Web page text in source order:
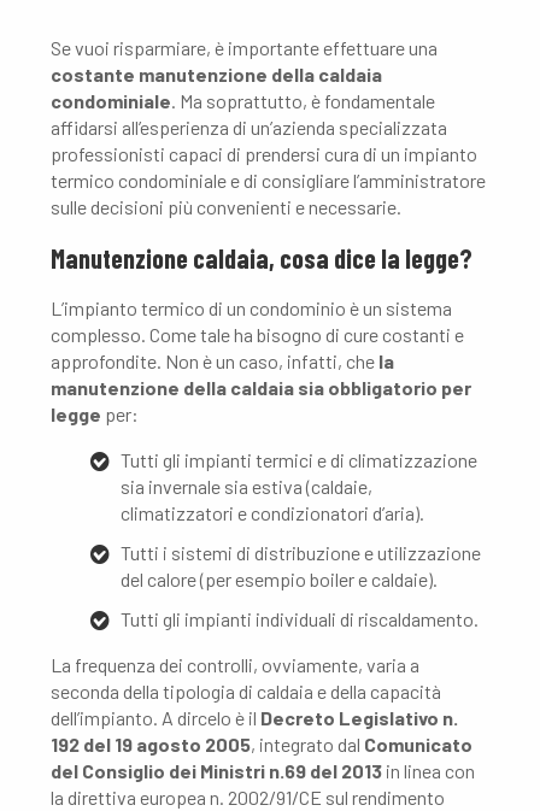
Se vuoi risparmiare, è importante effettuare una
costante manutenzione della caldaia
condominiale. Ma soprattutto, è fondamentale
affidarsi all’esperienza di un’azienda specializzata
professionisti capaci di prendersi cura di un impianto
termico condominiale e di consigliare l’amministratore
sulle decisioni più convenienti e necessarie.
Manutenzione caldaia, cosa dice la legge?
L’impianto termico di un condominio è un sistema
complesso. Come tale ha bisogno di cure costanti e
approfondite. Non è un caso, infatti, che la
manutenzione della caldaia sia obbligatorio per
legge per:
Tutti gli impianti termici e di climatizzazione
sia invernale sia estiva (caldaie,
climatizzatori e condizionatori d’aria).
Tutti i sistemi di distribuzione e utilizzazione
del calore (per esempio boiler e caldaie).
Tutti gli impianti individuali di riscaldamento.
La frequenza dei controlli, ovviamente, varia a
seconda della tipologia di caldaia e della capacità
dell’impianto. A dircelo è il Decreto Legislativo n.
192 del 19 agosto 2005, integrato dal Comunicato
del Consiglio dei Ministri n.69 del 2013 in linea con
la direttiva europea n. 2002/91/CE sul rendimento